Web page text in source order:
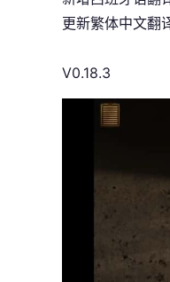
更新繁体中文翻
V0.18.3